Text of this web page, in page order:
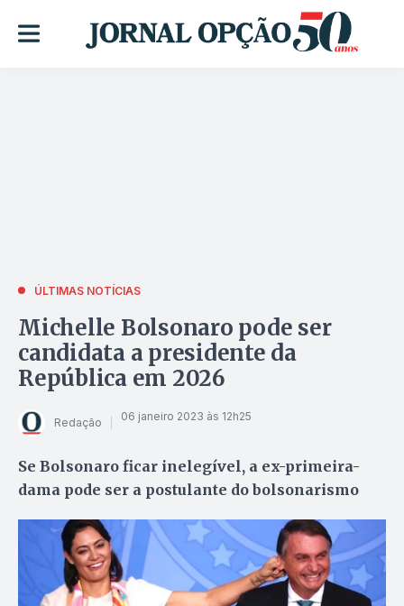
ÚLTIMAS NOTÍCIAS
Michelle Bolsonaro pode ser
candidata a presidente da
República em 2026
Redação 06 janeiro 2023 às 12h25
Se Bolsonaro ficar inelegível, a ex-primeira-
dama pode ser a postulante do bolsonarismo